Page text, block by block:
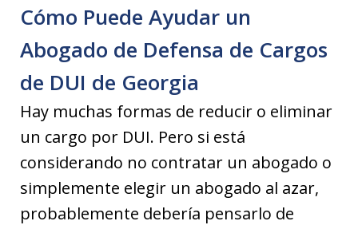
Cómo Puede Ayudar un
Abogado de Defensa de Cargos
de DUI de Georgia
Hay muchas formas de reducir o eliminar
un cargo por DUI. Pero si está
considerando no contratar un abogado o
simplemente elegir un abogado al azar,
probablemente debería pensarlo de